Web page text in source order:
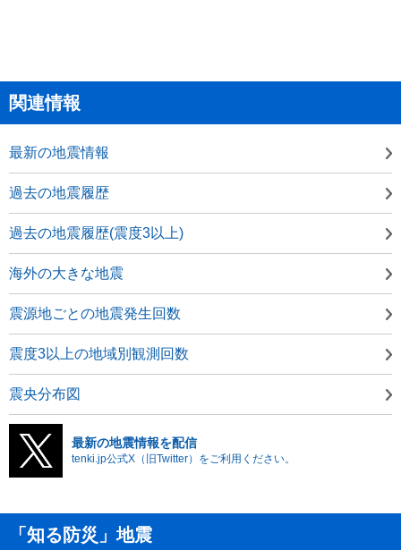
関連情報
最新の地震情報
過去の地震履歴
過去の地震履歴(震度3以上)
海外の大きな地震
震源地ごとの地震発生回数
震度3以上の地域別観測回数
震央分布図
最新の地震情報を配信
tenki.jp公式X（旧Twitter）をご利用ください。
「知る防災」地震